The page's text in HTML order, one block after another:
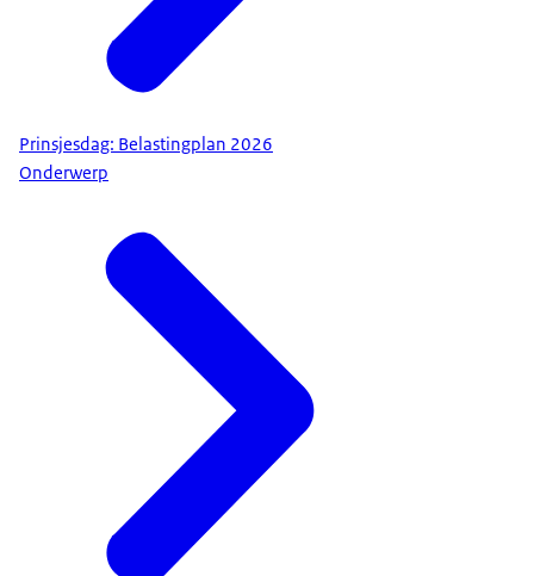
Prinsjesdag: Belastingplan 2026
Onderwerp